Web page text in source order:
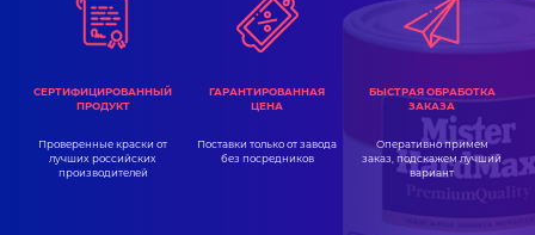
СЕРТИФИЦИРОВАННЫЙ
ПРОДУКТ
Проверенные краски от
лучших российских
производителей
ГАРАНТИРОВАННАЯ
ЦЕНА
Поставки только от завода
без посредников
БЫСТРАЯ ОБРАБОТКА
ЗАКАЗА
Оперативно примем
заказ, подскажем лучший
вариант